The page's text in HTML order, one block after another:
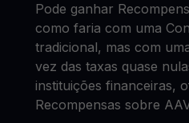
Pode ganhar
como faria com uma
tradicional, mas com
vez das taxas quase
instituições financeiras,
Recompensas sobre